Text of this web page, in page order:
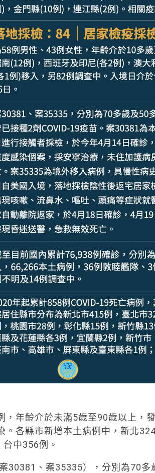
年齡介於未滿5歲至90歲以上，
。各縣市新增本土病例中，新北
中356例。
、案35335），分別為70多